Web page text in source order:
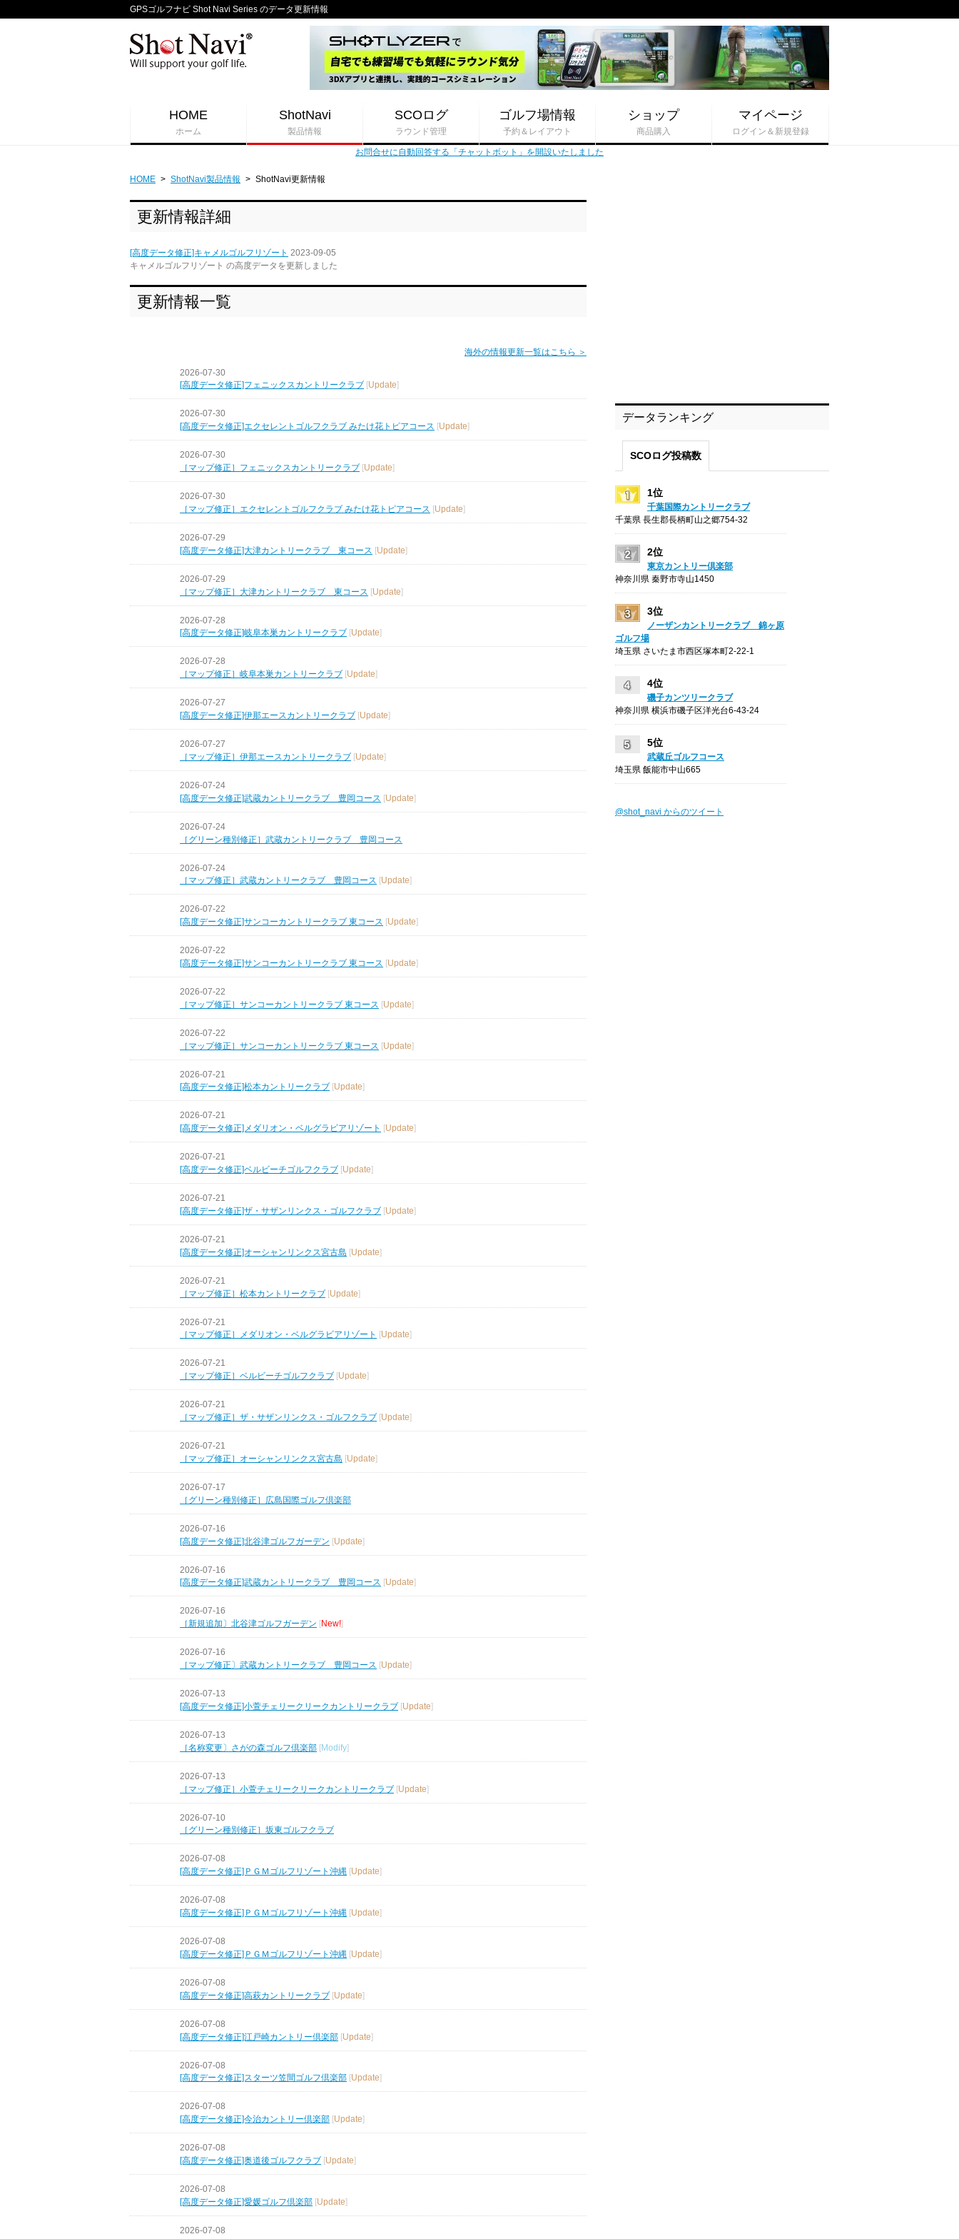
GPSゴルフナビ Shot Navi Series のデータ更新情報
HOME
ホーム
ShotNavi
製品情報
SCOログ
ラウンド管理
ゴルフ場情報
予約＆レイアウト
ショップ
商品購入
マイページ
ログイン＆新規登録
お問合せに自動回答する「チャットボット」を開設いたしました
HOME > ShotNavi製品情報 > ShotNavi更新情報
更新情報詳細
[高度データ修正]キャメルゴルフリゾート 2023-09-05
キャメルゴルフリゾート の高度データを更新しました
更新情報一覧
海外の情報更新一覧はこちら ＞
2026-07-30
[高度データ修正]フェニックスカントリークラブ [Update]
2026-07-30
[高度データ修正]エクセレントゴルフクラブ みたけ花トピアコース [Update]
2026-07-30
［マップ修正］フェニックスカントリークラブ [Update]
2026-07-30
［マップ修正］エクセレントゴルフクラブ みたけ花トピアコース [Update]
2026-07-29
[高度データ修正]大津カントリークラブ 東コース [Update]
2026-07-29
［マップ修正］大津カントリークラブ 東コース [Update]
2026-07-28
[高度データ修正]岐阜本巣カントリークラブ [Update]
2026-07-28
［マップ修正］岐阜本巣カントリークラブ [Update]
2026-07-27
[高度データ修正]伊那エースカントリークラブ [Update]
2026-07-27
［マップ修正］伊那エースカントリークラブ [Update]
2026-07-24
[高度データ修正]武蔵カントリークラブ 豊岡コース [Update]
2026-07-24
［グリーン種別修正］武蔵カントリークラブ 豊岡コース
2026-07-24
［マップ修正］武蔵カントリークラブ 豊岡コース [Update]
2026-07-22
[高度データ修正]サンコーカントリークラブ 東コース [Update]
2026-07-22
[高度データ修正]サンコーカントリークラブ 東コース [Update]
2026-07-22
［マップ修正］サンコーカントリークラブ 東コース [Update]
2026-07-22
［マップ修正］サンコーカントリークラブ 東コース [Update]
2026-07-21
[高度データ修正]松本カントリークラブ [Update]
2026-07-21
[高度データ修正]メダリオン・ベルグラビアリゾート [Update]
2026-07-21
[高度データ修正]ベルビーチゴルフクラブ [Update]
2026-07-21
[高度データ修正]ザ・サザンリンクス・ゴルフクラブ [Update]
2026-07-21
[高度データ修正]オーシャンリンクス宮古島 [Update]
2026-07-21
［マップ修正］松本カントリークラブ [Update]
2026-07-21
［マップ修正］メダリオン・ベルグラビアリゾート [Update]
2026-07-21
［マップ修正］ベルビーチゴルフクラブ [Update]
2026-07-21
［マップ修正］ザ・サザンリンクス・ゴルフクラブ [Update]
2026-07-21
［マップ修正］オーシャンリンクス宮古島 [Update]
2026-07-17
［グリーン種別修正］広島国際ゴルフ倶楽部
2026-07-16
[高度データ修正]北谷津ゴルフガーデン [Update]
2026-07-16
[高度データ修正]武蔵カントリークラブ 豊岡コース [Update]
2026-07-16
［新規追加〕北谷津ゴルフガーデン [New!]
2026-07-16
［マップ修正〕武蔵カントリークラブ 豊岡コース [Update]
2026-07-13
[高度データ修正]小萱チェリークリークカントリークラブ [Update]
2026-07-13
［名称変更〕さがの森ゴルフ倶楽部 [Modify]
2026-07-13
［マップ修正］小萱チェリークリークカントリークラブ [Update]
2026-07-10
［グリーン種別修正］坂東ゴルフクラブ
2026-07-08
[高度データ修正]ＰＧＭゴルフリゾート沖縄 [Update]
2026-07-08
[高度データ修正]ＰＧＭゴルフリゾート沖縄 [Update]
2026-07-08
[高度データ修正]ＰＧＭゴルフリゾート沖縄 [Update]
2026-07-08
[高度データ修正]高萩カントリークラブ [Update]
2026-07-08
[高度データ修正]江戸崎カントリー倶楽部 [Update]
2026-07-08
[高度データ修正]スターツ笠間ゴルフ倶楽部 [Update]
2026-07-08
[高度データ修正]今治カントリー倶楽部 [Update]
2026-07-08
[高度データ修正]奥道後ゴルフクラブ [Update]
2026-07-08
[高度データ修正]愛媛ゴルフ倶楽部 [Update]
2026-07-08
データランキング
SCOログ投稿数
1位
千葉国際カントリークラブ
千葉県 長生郡長柄町山之郷754-32
2位
東京カントリー倶楽部
神奈川県 秦野市寺山1450
3位
ノーザンカントリークラブ 錦ヶ原
ゴルフ場
埼玉県 さいたま市西区塚本町2-22-1
4位
磯子カンツリークラブ
神奈川県 横浜市磯子区洋光台6-43-24
5位
武蔵丘ゴルフコース
埼玉県 飯能市中山665
@shot_navi からのツイート